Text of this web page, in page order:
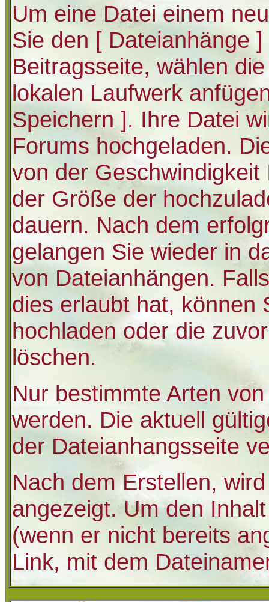
Um eine Datei einem
Sie den [ Dateianhänge
Beitragsseite, wählen
lokalen Laufwerk
Speichern ]. Ihre Datei
Forums hochgeladen.
von der
der Größe der
dauern. Nach dem
gelangen Sie wieder in
von Dateianhängen.
dies erlaubt hat, können
hochladen oder die
löschen.
Nur bestimmte Arten
werden. Die aktuell
der Dateianhangsseite
Nach dem Erstellen,
angezeigt. Um den
(wenn er nicht bereits
Link, mit dem